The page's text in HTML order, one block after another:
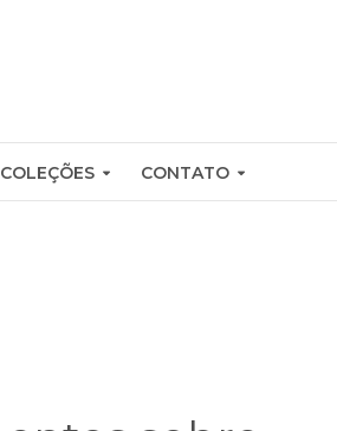
COLEÇÕES CONTATO